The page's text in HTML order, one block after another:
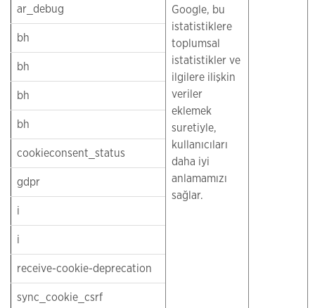
Google, bu
istatistiklere
toplumsal
istatistikler ve
ilgilere ilişkin
veriler
eklemek
suretiyle,
kullanıcıları
daha iyi
anlamamızı
sağlar.
ar_debug
bh
bh
bh
bh
cookieconsent_status
gdpr
i
i
receive-cookie-deprecation
sync_cookie_csrf